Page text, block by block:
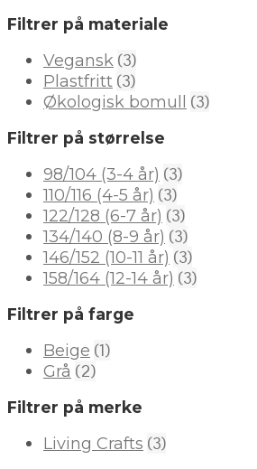
Filtrer på materiale
Vegansk (3)
Plastfritt (3)
Økologisk bomull (3)
Filtrer på størrelse
98/104 (3-4 år) (3)
110/116 (4-5 år) (3)
122/128 (6-7 år) (3)
134/140 (8-9 år) (3)
146/152 (10-11 år) (3)
158/164 (12-14 år) (3)
Filtrer på farge
Beige (1)
Grå (2)
Filtrer på merke
Living Crafts (3)